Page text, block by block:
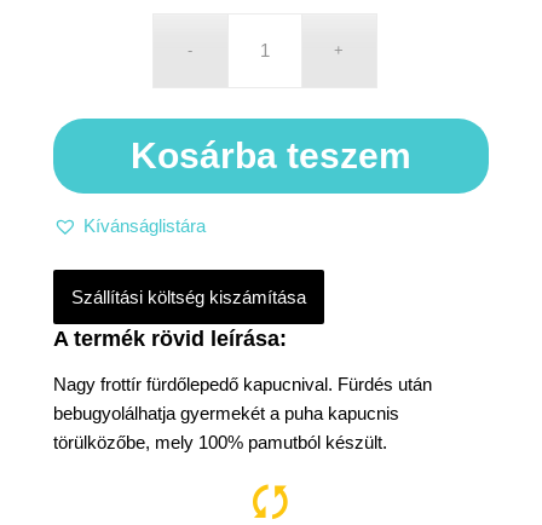
Nagy frottír fürdőlepedő kapucnival. Fürdés után
bebugyolálhatja gyermekét a puha kapucnis
törülközőbe, mely 100% pamutból készült.
Kosárba teszem
Kívánságlistára
Szállítási költség kiszámítása
